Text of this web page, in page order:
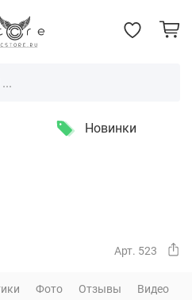
Новинки
Арт. 523
Фото Отзывы Видео